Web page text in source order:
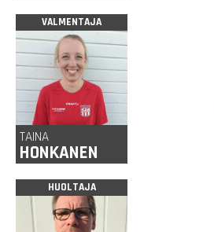
VALMENTAJA
TAINA
HONKANEN
HUOLTAJA